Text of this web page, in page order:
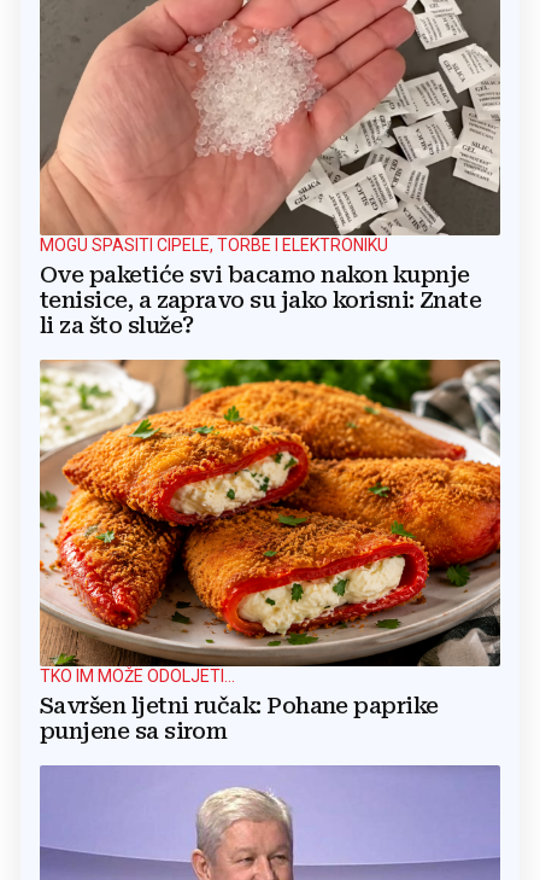
MOGU SPASITI CIPELE, TORBE I ELEKTRONIKU
Ove paketiće svi bacamo nakon kupnje
tenisice, a zapravo su jako korisni: Znate
li za što služe?
TKO IM MOŽE ODOLJETI...
Savršen ljetni ručak: Pohane paprike
punjene sa sirom